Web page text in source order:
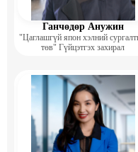
Ганчөдөр Анужин
"Цаглашгүй япон хэлний
төв" Гүйцэтгэх захирал